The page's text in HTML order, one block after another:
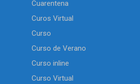
Cuarentena
Curos Virtual
Curso
Curso de Verano
Curso inline
Curso Virtual